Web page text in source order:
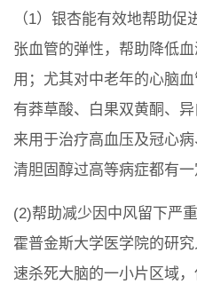
（1）银杏能有效地帮助
张血管的弹性，帮助降低
用；尤其对中老年的心脑
有莽草酸、白果双黄酮、
来用于治疗高血压及冠心
清胆固醇过高等病症都有一
(2)帮助减少因中风留下严
霍普金斯大学医学院的研
速杀死大脑的一小片区域